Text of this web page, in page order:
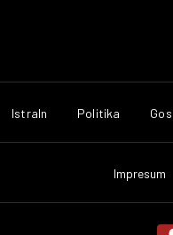
IstraIn Politika
Impresum